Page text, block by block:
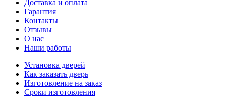
Доставка и оплата
Гарантия
Контакты
Отзывы
О нас
Наши работы
Установка дверей
Как заказать дверь
Изготовление на заказ
Сроки изготовления